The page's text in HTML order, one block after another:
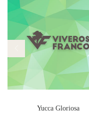
Yucca Gloriosa